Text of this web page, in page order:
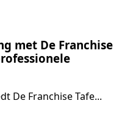
met De Franchise
De Franchise Tafe...